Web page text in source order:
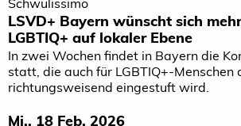
Schwulissimo
LSVD+ Bayern wünscht sich
LGBTIQ+ auf lokaler Ebene
In zwei Wochen findet in Bayern die
statt, die auch für LGBTIQ+-Menschen
richtungsweisend eingestuft wird.
Mi., 18 Feb. 2026